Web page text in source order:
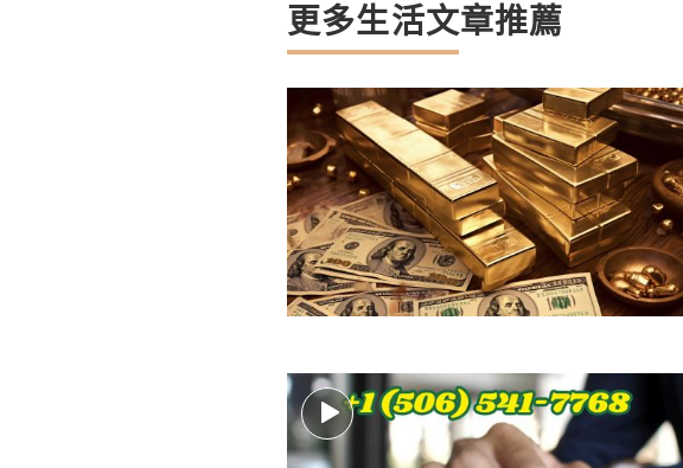
更多生活文章推薦